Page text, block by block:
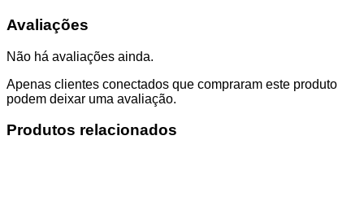
Avaliações
Não há avaliações ainda.
Apenas clientes conectados que compraram este produto
podem deixar uma avaliação.
Produtos relacionados